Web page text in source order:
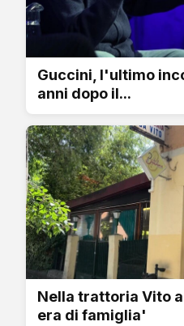
Guccini, l'ultimo
anni dopo il...
Nella trattoria Vito
era di famiglia'